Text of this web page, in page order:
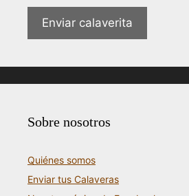
Enviar calaverita
Sobre nosotros
Quiénes somos
Enviar tus Calaveras